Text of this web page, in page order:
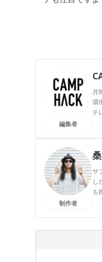
編集者
月
環
テ
制作者
サ
し
も